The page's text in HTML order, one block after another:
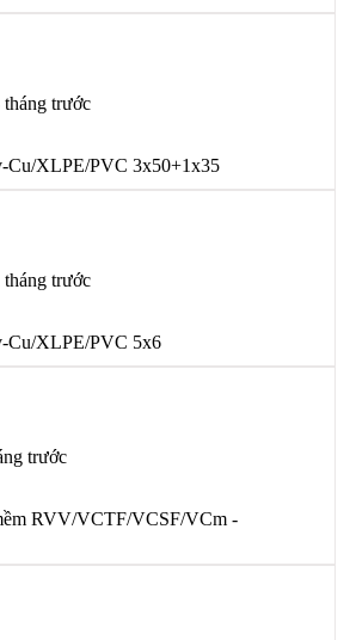
tháng trước
Cu/XLPE/PVC 3x50+1x35
tháng trước
Cu/XLPE/PVC 5x6
trước
RVV/VCTF/VCSF/VCm -